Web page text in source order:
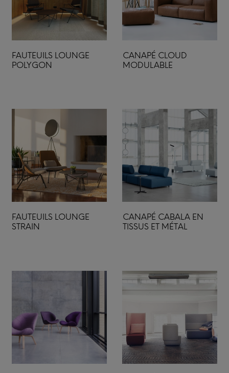
FAUTEUILS LOUNGE
POLYGON
CANAPÉ CLOUD
MODULABLE
FAUTEUILS LOUNGE
STRAIN
CANAPÉ CABALA EN
TISSUS ET MÉTAL